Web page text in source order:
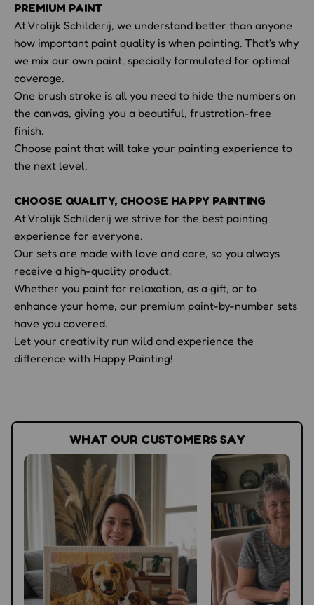
PREMIUM PAINT
At Vrolijk Schilderij, we understand better than anyone
how important paint quality is when painting. That's why
we mix our own paint, specially formulated for optimal
coverage.
One brush stroke is all you need to hide the numbers on
the canvas, giving you a beautiful, frustration-free
finish.
Choose paint that will take your painting experience to
the next level.
CHOOSE QUALITY, CHOOSE HAPPY PAINTING
At Vrolijk Schilderij we strive for the best painting
experience for everyone.
Our sets are made with love and care, so you always
receive a high-quality product.
Whether you paint for relaxation, as a gift, or to
enhance your home, our premium paint-by-number sets
have you covered.
Let your creativity run wild and experience the
difference with Happy Painting!
WHAT OUR CUSTOMERS SAY